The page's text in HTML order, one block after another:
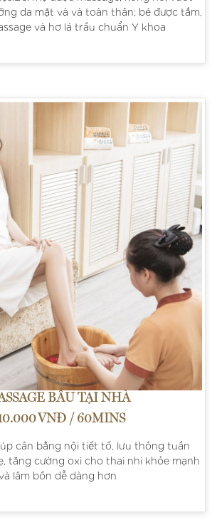
da mặt và và toàn thân; bé được tắm,
và hơ lá trầu chuẩn Y khoa
BẦU TẠI NHÀ
VNĐ / 60MINS
cân bằng nội tiết tố, lưu thông tuần
tăng cường oxi cho thai nhi khỏe mạnh
lâm bồn dễ dàng hơn